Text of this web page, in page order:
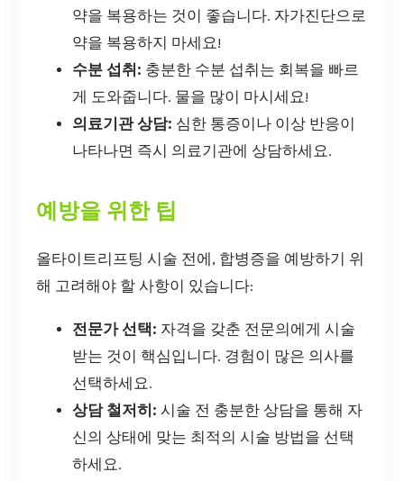
약을 복용하는 것이 좋습니다. 자가진단으로
약을 복용하지 마세요!
수분 섭취: 충분한 수분 섭취는 회복을 빠르
게 도와줍니다. 물을 많이 마시세요!
의료기관 상담: 심한 통증이나 이상 반응이
나타나면 즉시 의료기관에 상담하세요.
예방을 위한 팁
올타이트리프팅 시술 전에, 합병증을 예방하기 위
해 고려해야 할 사항이 있습니다:
전문가 선택: 자격을 갖춘 전문의에게 시술
받는 것이 핵심입니다. 경험이 많은 의사를
선택하세요.
상담 철저히: 시술 전 충분한 상담을 통해 자
신의 상태에 맞는 최적의 시술 방법을 선택
하세요.